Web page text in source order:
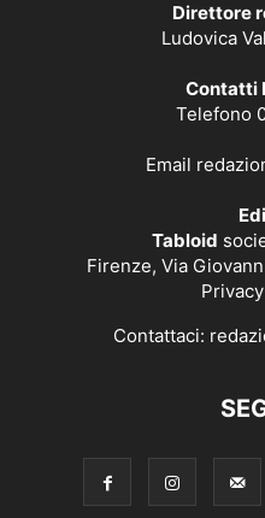
Direttore
Ludovica
Contatti
Telefono
Email
Tabloid
Firenze, Via
Contattaci: